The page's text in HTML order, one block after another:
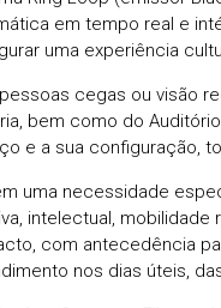
em tempo real e
uma experiência
cegas ou visão
bem como do
e a sua configuração,
uma necessidade
intelectual,
com antecedência
nos dias úteis,